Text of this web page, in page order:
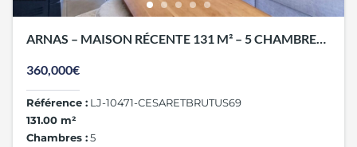
ARNAS – MAISON RÉCENTE 131 M² – 5 CHAMBRES
360,000€
Référence :LJ-10471-CESARETBRUTUS69
131.00 m²
Chambres :5